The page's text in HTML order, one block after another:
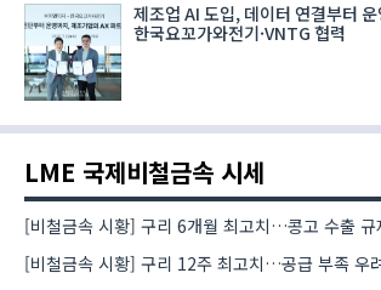
제조업 AI 도입, 데이터 연결부터
한국요꼬가와전기·VNTG 협력
LME 국제비철금속 시세
[비철금속 시황] 구리 6개월 최고치…콩고 수출 규
[비철금속 시황] 구리 12주 최고치…공급 부족 우